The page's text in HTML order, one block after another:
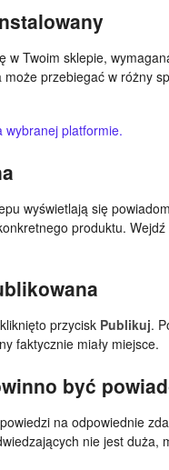
w Twoim sklepie,
przebiegać w różny
wybranej platformie.
wyświetlają się
produktu.
przycisk Publikuj.
faktycznie miały miejsce.
być
na odpowiednie
nie jest duża,